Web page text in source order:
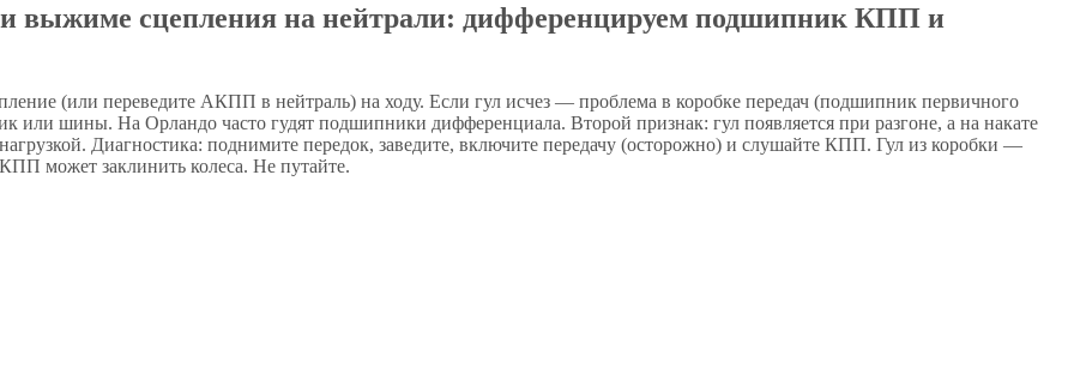
выжиме сцепления на нейтрали: дифференцируем подшипник КПП и
(или переведите АКПП в нейтраль) на ходу. Если гул исчез — проблема в коробке передач (подшипник первичного
шины. На Орландо часто гудят подшипники дифференциала. Второй признак: гул появляется при разгоне, а на накате
Диагностика: поднимите передок, заведите, включите передачу (осторожно) и слушайте КПП. Гул из коробки —
может заклинить колеса. Не путайте.